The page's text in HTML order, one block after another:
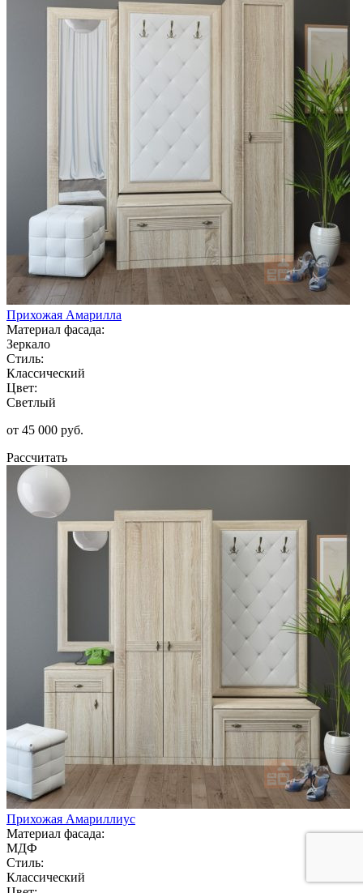
Прихожая Амарилла
Материал фасада:
Зеркало
Стиль:
Классический
Цвет:
Светлый
от 45 000 руб.
Рассчитать
Прихожая Амариллиус
Материал фасада:
МДФ
Стиль:
Классический